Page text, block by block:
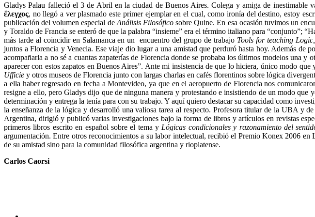
Gladys Palau falleció el 3 de Abril en la ciudad de Buenos Aires. Colega y amiga de inestimable
ἔλεγχος, no llegó a ver plasmado este primer ejemplar en el cual, como ironía del destino, estoy
publicación del volumen especial de Análisis Filosóficosobre Quine. En esa ocasión tuvimos un
y Toraldo de Francia se enteró de que la palabra “insieme” era el término italiano para “conjunto”;
más tarde al coincidir en Salamanca en un encuentro del grupo de trabajo Tools for teaching
juntos a Florencia y Venecia. Ese viaje dio lugar a una amistad que perduró hasta hoy. Además de
acompañarla a no sé a cuantas zapaterías de Florencia donde se probaba los últimos modelos una
aparecer con estos zapatos en Buenos Aires”. Ante mi insistencia de que lo hiciera, único modo
Ufficie y otros museos de Florencia junto con largas charlas en cafés florentinos sobre lógica
a ella haber regresado en fecha a Montevideo, ya que en el aeropuerto de Florencia nos
resigne a ello, pero Gladys dijo que de ninguna manera y protestando e insistiendo de un modo
determinación y entrega la tenía para con su trabajo. Y aquí quiero destacar su capacidad como
la enseñanza de la lógica y desarrolló una valiosa tarea al respecto. Profesora titular de la UBA y
Argentina, dirigió y publicó varias investigaciones bajo la forma de libros y artículos en revistas
primeros libros escrito en español sobre el tema y Lógicas condicionales y razonamiento del
argumentación. Entre otros reconocimientos a su labor intelectual, recibió el Premio Konex 2006
de su amistad sino para la comunidad filosófica argentina y rioplatense.
Carlos Caorsi